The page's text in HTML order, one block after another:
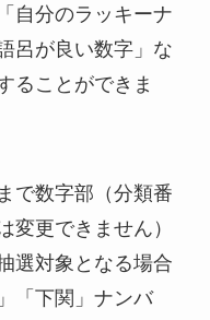
自分のラッキーナ
呂が良い数字」な
ることができま
で数字部（分類番
変更できません）
選対象となる場合
「下関」ナンバ